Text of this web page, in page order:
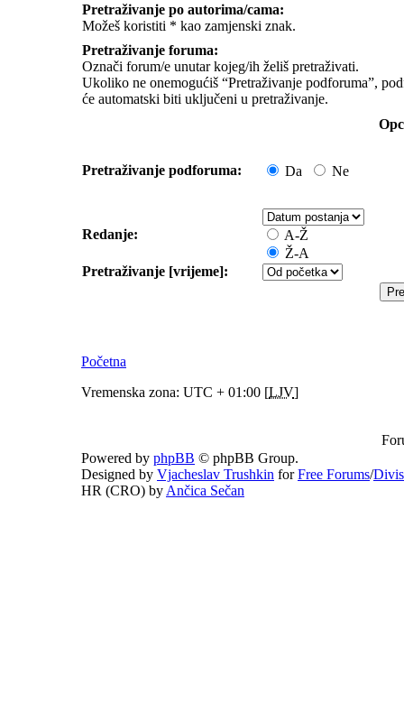
Pretraživanje po autorima/cama:
Možeš koristiti * kao zamjenski znak.
Pretraživanje foruma:
Označi forum/e unutar kojeg/ih želiš pretraživati.
Ukoliko ne onemogućiš “Pretraživanje podforuma”,
će automatski biti uključeni u pretraživanje.
Pretraživanje podforuma: Da Ne
Redanje:
A-Ž
Ž-A
Pretraživanje [vrijeme]:
Početna
Vremenska zona: UTC + 01:00 [LJV]
Powered by phpBB © phpBB Group.
Designed by Vjacheslav Trushkin forFree Forums/
HR (CRO) by Ančica Sečan